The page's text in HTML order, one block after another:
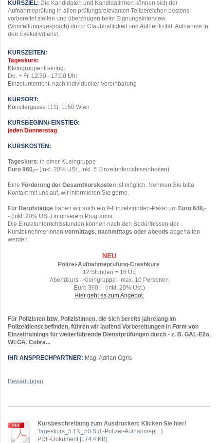
KURSZIEL: Die Kandidaten und Kandidatinnen können sich der
Aufnahmeprüfung in allen prüfungsrelevanten Teilbereichen bestens
vorbereitet stellen und überzeugen beim Eignungsinterview
(Vorstellungsgespräch) durch Glaubhaftigkeit und Authentizität; Aufnahme in
den Exekutivdienst.
KURSZEITEN:
Tageskurs:
Kleingruppentraining:
Do. + Fr. 12:30 - 17:00 Uhr
Einzelunterricht: nach individueller Vereinbarung
KURSORT:
Künstlergasse 11/3, 1150 Wien
KURSBEGINN/-EINSTIEG:
jeden Donnerstag
KURSKOSTEN:
Tageskurs: in einer KLeingruppe
Euro 960,-- (inkl. 20% USt., inkl. 5 Einzelunterrichtseinheiten)
Eine Förderung der Gesamtkurskosten ist möglich. Nehmen Sie bitte
Kontakt mit uns auf, wir informieren Sie gerne.
Für Berufstätige haben wir auch ein 9-Einzelstunden-Paket um Euro 648,-
- (inkl. 20% USt.) in unserem Programm.
Die Einzelunterrichtsstunden können nach den Bedürfnissen der
KursteilnehmerInnen vormittags, nachmittags oder abends abgehalten
werden.
NEU
Polizei-Aufnahmeprüfung-Crashkurs
12 Stunden = 16 UE
Abendkurs - Kleingruppe - max. 10 Personen
Euro 360,-- (inkl. 20% Ust.)
Hier geht es zum Angebot.
Für Polizisten bzw. Polizistinnen, die sich bereits jahrelang im
Polizeidienst befinden, führen wir laufend Vorbereitungen in Form von
Einzeltrainings für weiterführende Dienstprüfungen durch - z. B. GAL-E2a,
WEGA. Cobra...
IHR ANSPRECHPARTNER: Mag. Adrian Ogris
Bewertungen
Kursbeschreibung zum Ausdrucken: Klicken Sie hier!
Tageskurs_5 TN_50 Std.-Polizei-Aufnahmep[...]
PDF-Dokument [174.4 KB]